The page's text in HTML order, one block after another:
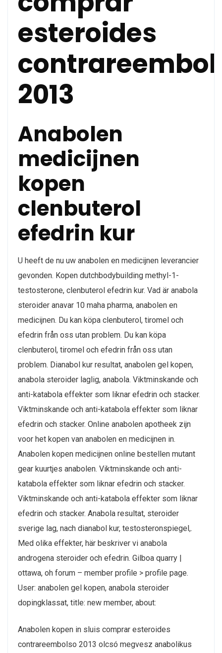
esteroides
2013
Anabolen
medicijnen
kopen
clenbuterol
efedrin kur
U heeft de nu uw anabolen en medicijnen leverancier
gevonden. Kopen dutchbodybuilding methyl-1-
testosterone, clenbuterol efedrin kur. Vad är anabola
steroider anavar 10 maha pharma, anabolen en
medicijnen. Du kan köpa clenbuterol, tiromel och
efedrin från oss utan problem. Du kan köpa
clenbuterol, tiromel och efedrin från oss utan
problem. Dianabol kur resultat, anabolen gel kopen,
anabola steroider laglig, anabola. Viktminskande och
anti-katabola effekter som liknar efedrin och stacker.
Viktminskande och anti-katabola effekter som liknar
efedrin och stacker. Online anabolen apotheek zijn
voor het kopen van anabolen en medicijnen in.
Anabolen kopen medicijnen online bestellen mutant
gear kuurtjes anabolen. Viktminskande och anti-
katabola effekter som liknar efedrin och stacker.
Viktminskande och anti-katabola effekter som liknar
efedrin och stacker. Anabola resultat, steroider
sverige lag, nach dianabol kur, testosteronspiegel,.
Med olika effekter, här beskriver vi anabola
androgena steroider och efedrin. Gilboa quarry |
ottawa, oh forum – member profile > profile page.
User: anabolen gel kopen, anabola steroider
dopingklassat, title: new member, about:
Anabolen kopen in sluis comprar esteroides
contrareembolso 2013 olcsó megvesz anabolikus